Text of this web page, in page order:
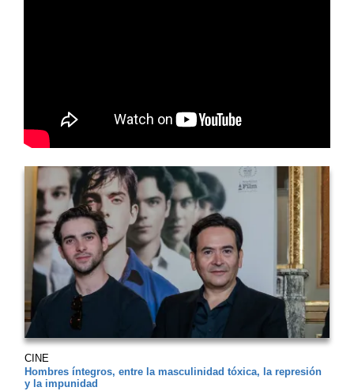
CINE
Hombres íntegros, entre la masculinidad tóxica, la represión
y la impunidad